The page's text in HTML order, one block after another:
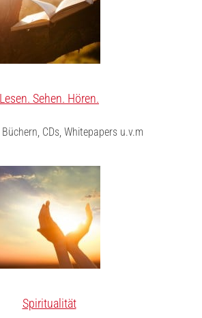
Lesen. Sehen. Hören.
Büchern, CDs, Whitepapers u.v.m
Spiritualität